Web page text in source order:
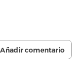
Añadir comentario